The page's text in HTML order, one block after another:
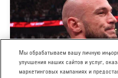
Мы обрабатываем вашу личную
улучшения наших сайтов и услуг,
маркетинговых кампаниях и